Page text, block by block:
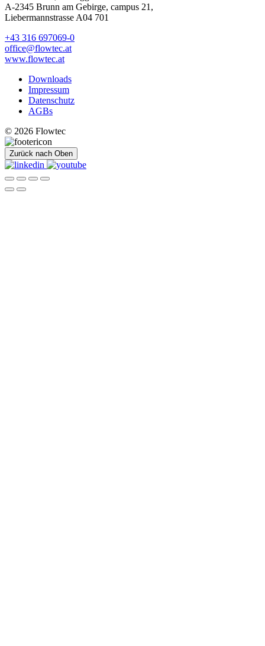
A-2345 Brunn am Gebirge, campus 21,
Liebermannstrasse A04 701
+43 316 697069-0
office@flowtec.at
www.flowtec.at
Downloads
Impressum
Datenschutz
AGBs
© 2026 Flowtec
Zurück nach Oben